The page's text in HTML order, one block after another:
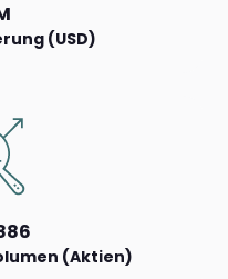
(USD)
(Aktien)